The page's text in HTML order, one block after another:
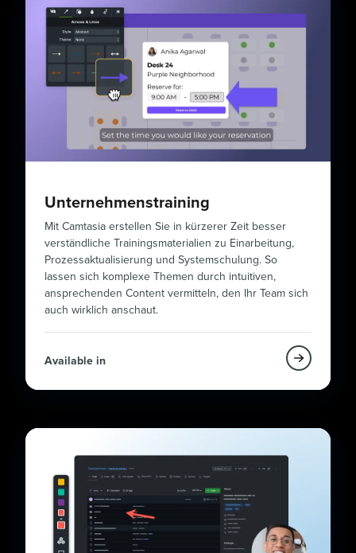
Unternehmenstraining
Mit Camtasia erstellen Sie in kürzerer Zeit besser
verständliche Trainingsmaterialien zu Einarbeitung,
Prozessaktualisierung und Systemschulung. So
lassen sich komplexe Themen durch intuitiven,
ansprechenden Content vermitteln, den Ihr Team sich
auch wirklich anschaut.
Available in